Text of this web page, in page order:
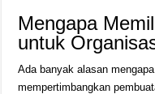
Mengapa
untuk
Ada banyak alasan
mempertimbangkan